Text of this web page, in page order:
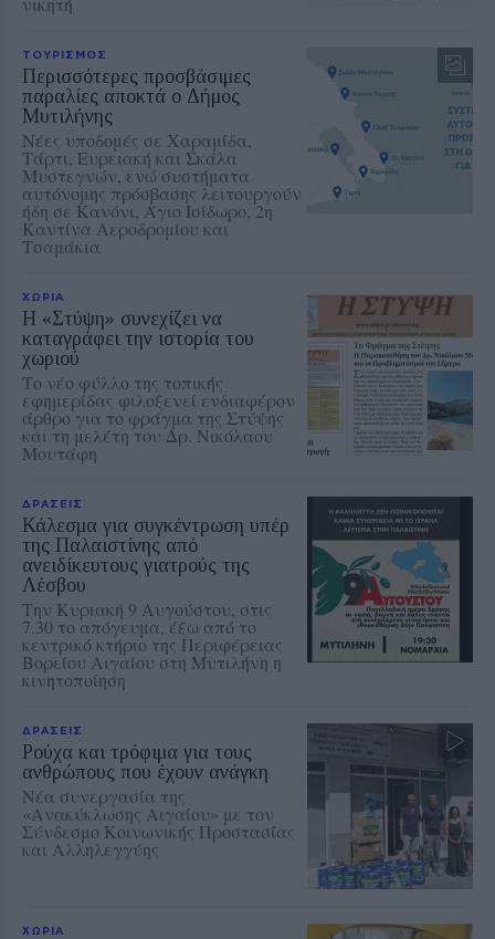
ΤΟΥΡΙΣΜΟΣ
Περισσότερες προσβάσιμες
παραλίες αποκτά ο Δήμος
Μυτιλήνης
Νέες υποδομές σε Χαραμίδα,
Τάρτι, Ευρειακή και Σκάλα
Μυστεγνών, ενώ συστήματα
αυτόνομης πρόσβασης λειτουργούν
ήδη σε Κανόνι, Άγιο Ισίδωρο, 2η
Καντίνα Αεροδρομίου και
Τσαμάκια
ΧΩΡΙΑ
Η «Στύψη» συνεχίζει να
καταγράφει την ιστορία του
χωριού
Το νέο φύλλο της τοπικής
εφημερίδας φιλοξενεί ενδιαφέρον
άρθρο για το φράγμα της Στύψης
και τη μελέτη του Δρ. Νικόλαου
Μουτάφη
ΔΡΑΣΕΙΣ
Κάλεσμα για συγκέντρωση υπέρ
της Παλαιστίνης από
ανειδίκευτους γιατρούς της
Λέσβου
Την Κυριακή 9 Αυγούστου, στις
7.30 το απόγευμα, έξω από το
κεντρικό κτήριο της Περιφέρειας
Βορείου Αιγαίου στη Μυτιλήνη η
κινητοποίηση
ΔΡΑΣΕΙΣ
Ρούχα και τρόφιμα για τους
ανθρώπους που έχουν ανάγκη
Νέα συνεργασία της
«Ανακύκλωσης Αιγαίου» με τον
Σύνδεσμο Κοινωνικής Προστασίας
και Αλληλεγγύης
ΧΩΡΙΑ